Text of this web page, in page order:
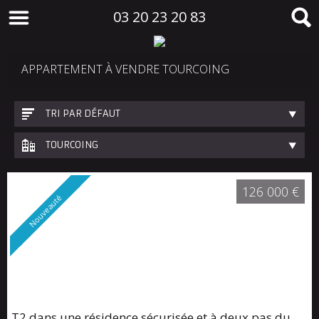
03 20 23 20 83
APPARTEMENT À VENDRE TOURCOING
TRI PAR DÉFAUT
TOURCOING
Nouveauté
126 000 €